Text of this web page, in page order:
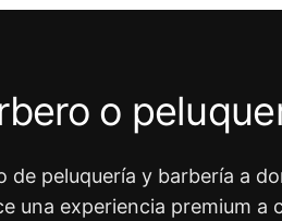
o
de peluquería y barbería a
una experiencia premium a